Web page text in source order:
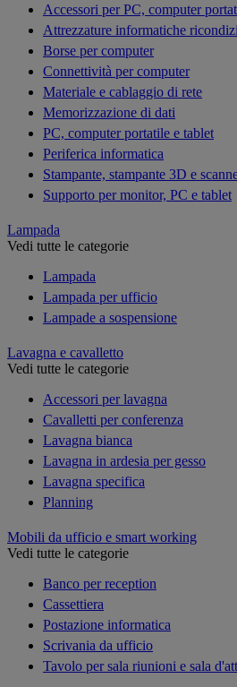
Accessori per PC, computer
Attrezzature informatiche
Borse per computer
Connettività per computer
Materiale e cablaggio di rete
Memorizzazione di dati
PC, computer portatile e tablet
Periferica informatica
Stampante, stampante 3D e
Supporto per monitor, PC e tablet
Lampada
Vedi tutte le categorie
Lampada
Lampada per ufficio
Lampade a sospensione
Lavagna e cavalletto
Vedi tutte le categorie
Accessori per lavagna
Cavalletti per conferenza
Lavagna bianca
Lavagna in ardesia per gesso
Lavagna specifica
Planning
Mobili da ufficio e smart working
Vedi tutte le categorie
Banco per reception
Cassettiera
Postazione informatica
Scrivania da ufficio
Tavolo per sala riunioni e sala